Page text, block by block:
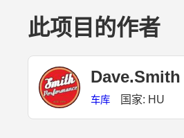
此项目的作者
Dave.Smith
车库 国家: HU